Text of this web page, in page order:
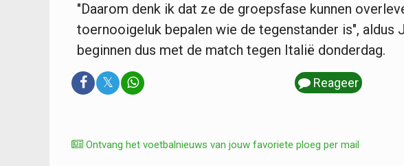
"Daarom denk ik dat ze de groepsfase kunnen
toernooigeluk bepalen wie de tegenstander is", aldus
beginnen dus met de match tegen Italië donderdag.
𝕏 Reageer
Ontvang het voetbalnieuws van jouw favoriete ploeg per mail